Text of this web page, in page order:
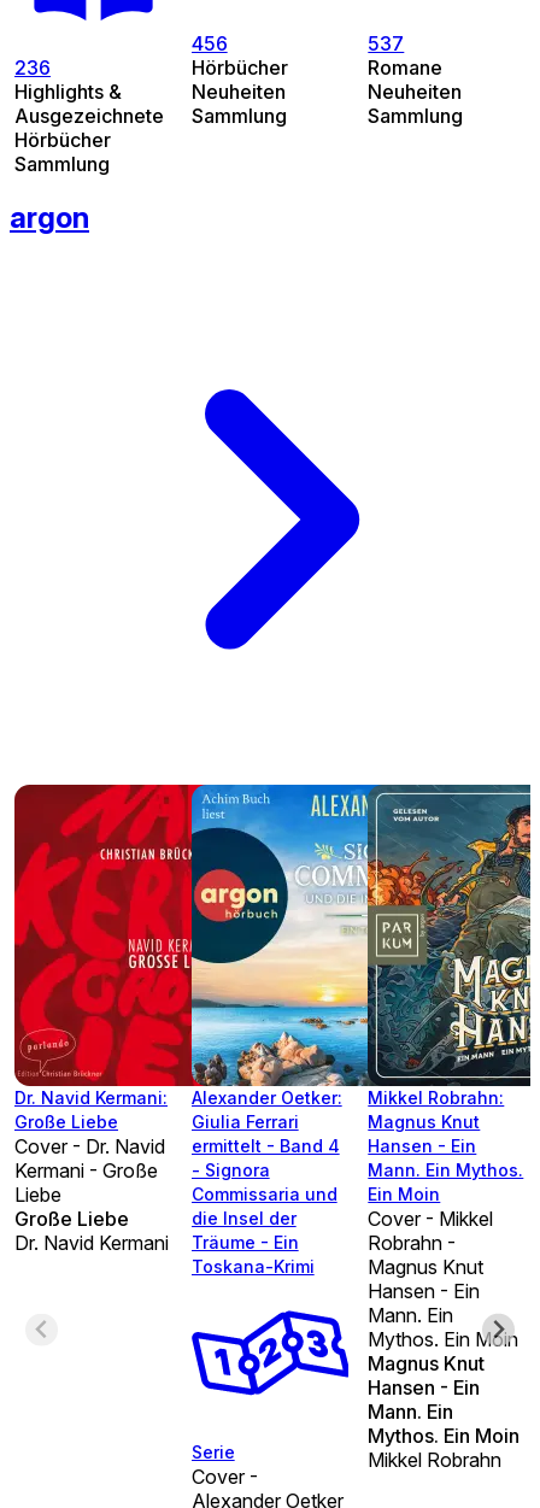
236
Highlights &
Ausgezeichnete
Hörbücher
Sammlung
456
Hörbücher
Neuheiten
Sammlung
537
Romane
Neuheiten
Sammlung
argon
Dr. Navid Kermani:
Große Liebe
Cover - Dr. Navid
Kermani - Große
Liebe
Große Liebe
Dr. Navid Kermani
Alexander Oetker:
Giulia Ferrari
ermittelt - Band 4
- Signora
Commissaria und
die Insel der
Träume - Ein
Toskana-Krimi
Serie
Cover -
Alexander Oetker
Mikkel Robrahn:
Magnus Knut
Hansen - Ein
Mann. Ein Mythos.
Ein Moin
Cover - Mikkel
Robrahn -
Magnus Knut
Hansen - Ein
Mann. Ein
Mythos. Ein Moin
Magnus Knut
Hansen - Ein
Mann. Ein
Mythos. Ein Moin
Mikkel Robrahn